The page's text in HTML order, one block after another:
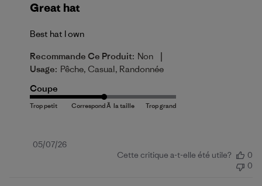
Great hat
Best hat I own
Recommande Ce Produit: Non |
Usage: Pêche, Casual, Randonnée
Coupe
Date
05/07/26
Cette critique a-t-elle été utile?
0
0